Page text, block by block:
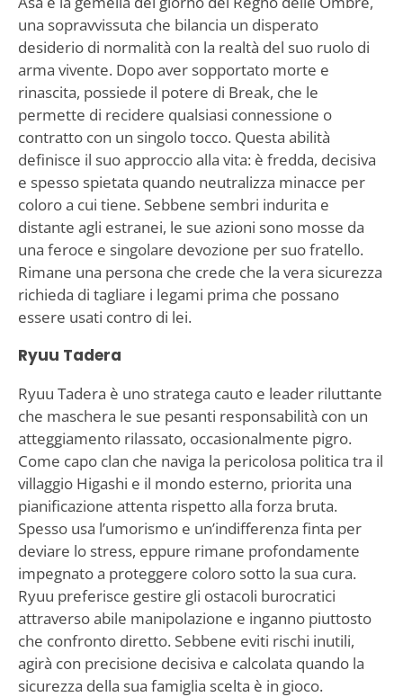
una sopravvissuta che bilancia un disperato
desiderio di normalità con la realtà del suo ruolo di
arma vivente. Dopo aver sopportato morte e
rinascita, possiede il potere di Break, che le
permette di recidere qualsiasi connessione o
contratto con un singolo tocco. Questa abilità
definisce il suo approccio alla vita: è fredda, decisiva
e spesso spietata quando neutralizza minacce per
coloro a cui tiene. Sebbene sembri indurita e
distante agli estranei, le sue azioni sono mosse da
una feroce e singolare devozione per suo fratello.
Rimane una persona che crede che la vera sicurezza
richieda di tagliare i legami prima che possano
essere usati contro di lei.
Ryuu Tadera
Ryuu Tadera è uno stratega cauto e leader riluttante
che maschera le sue pesanti responsabilità con un
atteggiamento rilassato, occasionalmente pigro.
Come capo clan che naviga la pericolosa politica tra il
villaggio Higashi e il mondo esterno, priorita una
pianificazione attenta rispetto alla forza bruta.
Spesso usa l’umorismo e un’indifferenza finta per
deviare lo stress, eppure rimane profondamente
impegnato a proteggere coloro sotto la sua cura.
Ryuu preferisce gestire gli ostacoli burocratici
attraverso abile manipolazione e inganno piuttosto
che confronto diretto. Sebbene eviti rischi inutili,
agirà con precisione decisiva e calcolata quando la
sicurezza della sua famiglia scelta è in gioco.